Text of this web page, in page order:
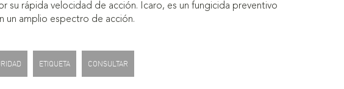
su rápida velocidad de acción. Icaro, es un fungicida preventivo
un amplio espectro de acción.
ETIQUETA CONSULTAR